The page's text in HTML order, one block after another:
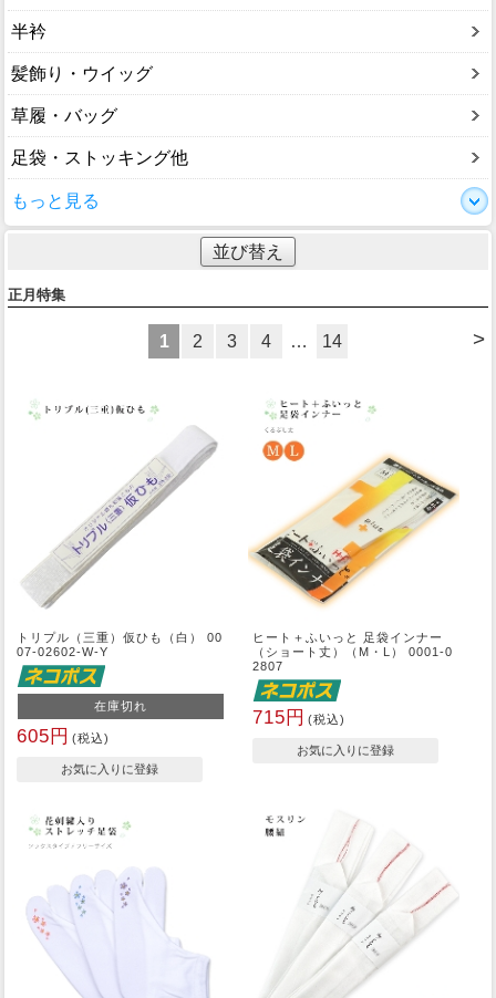
半衿
髪飾り・ウイッグ
草履・バッグ
足袋・ストッキング他
もっと見る
並び替え
正月特集
>
1 2 3 4 … 14
トリプル（三重）仮ひも（白） 00
07-02602-W-Y
在庫切れ
605円 (税込)
ヒート＋ふいっと 足袋インナー
（ショート丈）（M・L） 0001-0
2807
715円 (税込)